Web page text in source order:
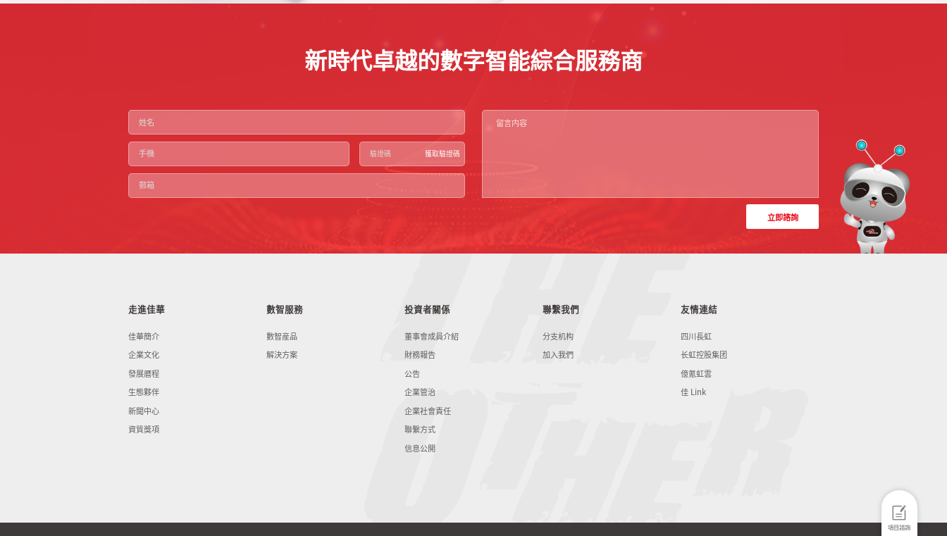
項目諮詢
新時代卓越的數字智能綜合服務商
獲取驗證碼
立即諮詢
走進佳華
佳華簡介
企業文化
發展曆程
生態夥伴
新聞中心
資質獎項
數智服務
數智産品
解決方案
投資者關係
董事會成員介紹
財務報告
公告
企業管治
企業社會責任
聯繫方式
信息公開
聯繫我們
分支机构
加入我們
友情連結
四川長虹
长虹控股集团
億氪虹雲
佳 Link